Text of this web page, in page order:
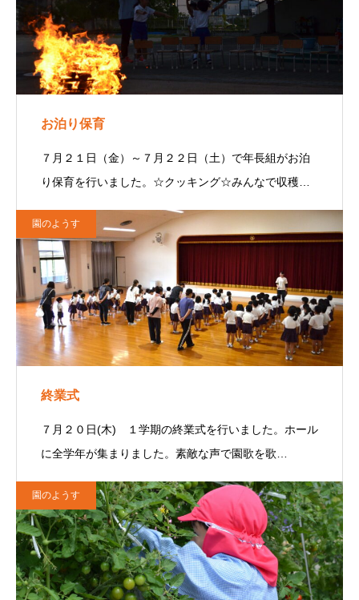
お泊り保育
７月２１日（金）～７月２２日（土）で年長組がお泊
り保育を行いました。☆クッキング☆みんなで収穫…
園のようす
終業式
７月２０日(木) １学期の終業式を行いました。ホール
に全学年が集まりました。素敵な声で園歌を歌…
園のようす